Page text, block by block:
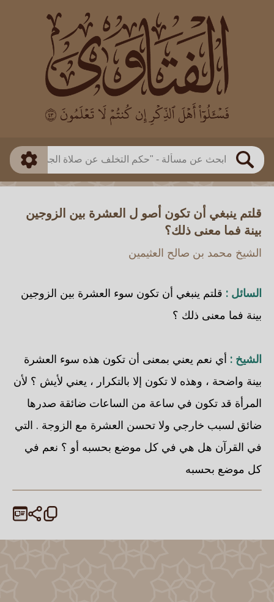
بحث
العالم
بن باز
بن العثيمين
اللجنة الدائمة
طريقة البحث
ذكي
قلتم ينبغي أن تكون أصو ل العشرة بين الزوجين
بينة فما معنى ذلك؟
الشيخ محمد بن صالح العثيمين
السائل : قلتم ينبغي أن تكون سوء العشرة بين الزوجين
بينة فما معنى ذلك ؟
الشيخ : أي نعم يعني بمعنى أن تكون هذه سوء العشرة
بينة واضحة ، وهذه لا تكون إلا بالتكرار ، يعني لأيش ؟ لأن
المرأة قد تكون في ساعة من الساعات ضائقة صدرها
ضائق لسبب خارجي ولا تحسن العشرة مع الزوجة . التي
في القرآن هل هي في كل موضع بحسبه أو ؟ نعم في
كل موضع بحسبه